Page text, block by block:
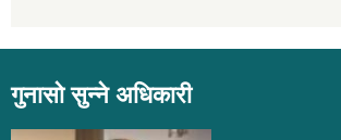
गुनासो सुन्ने अधिकारी